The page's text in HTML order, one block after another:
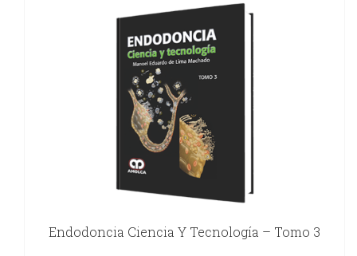
Endodoncia Ciencia Y Tecnología – Tomo 3